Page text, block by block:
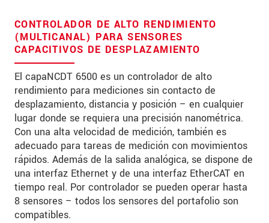
CONTROLADOR DE ALTO RENDIMIENTO
(MULTICANAL) PARA SENSORES
CAPACITIVOS DE DESPLAZAMIENTO
El capaNCDT 6500 es un controlador de alto
rendimiento para mediciones sin contacto de
desplazamiento, distancia y posición – en cualquier
lugar donde se requiera una precisión nanométrica.
Con una alta velocidad de medición, también es
adecuado para tareas de medición con movimientos
rápidos. Además de la salida analógica, se dispone de
una interfaz Ethernet y de una interfaz EtherCAT en
tiempo real. Por controlador se pueden operar hasta
8 sensores – todos los sensores del portafolio son
compatibles.
* Mandatory fields
We treat your data confidentially. Please read our
data privacy statement.
SEND MESSAGE